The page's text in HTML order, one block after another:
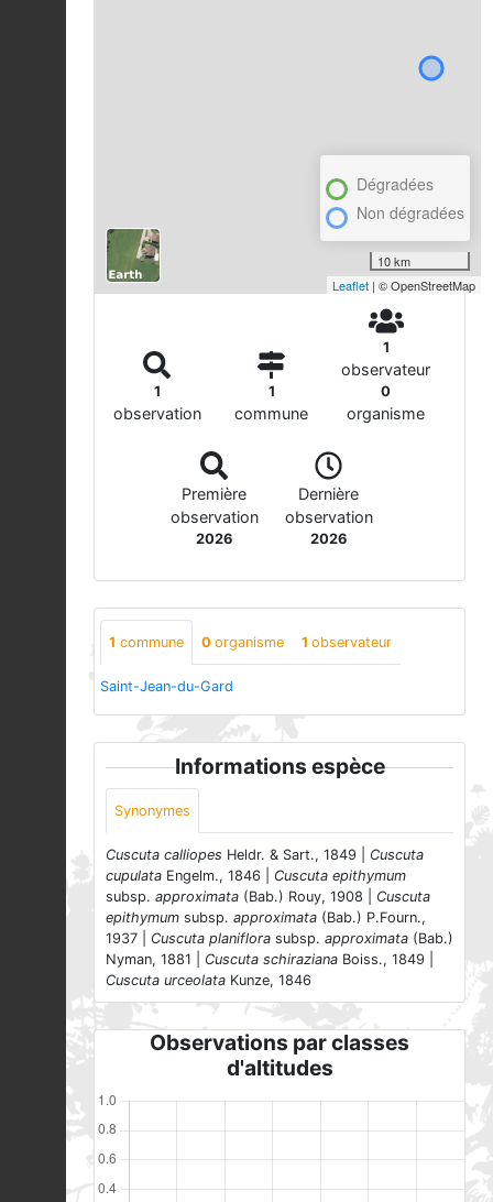
Dégradées
Non dégradées
10 km
Leaflet | © OpenStreetMap
1
observation
1
commune
1
observateur
0
organisme
Première
observation
2026
Dernière
observation
2026
1 commune 0 organisme 1 observateur
Saint-Jean-du-Gard
Informations espèce
Synonymes
Cuscuta calliopes Heldr. & Sart., 1849 | Cuscuta
cupulata Engelm., 1846 | Cuscuta epithymum
subsp. approximata (Bab.) Rouy, 1908 | Cuscuta
epithymum subsp. approximata (Bab.) P.Fourn.,
1937 | Cuscuta planiflora subsp. approximata (Bab.)
Nyman, 1881 | Cuscuta schiraziana Boiss., 1849 |
Cuscuta urceolata Kunze, 1846
Observations par classes
d'altitudes